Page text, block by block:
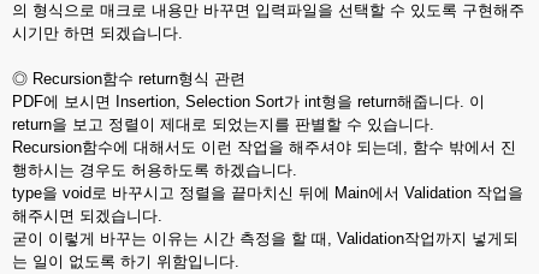
의 형식으로 매크로 내용만 바꾸면 입력파일을 선택할 수 있도록 구현해주
시기만 하면 되겠습니다.
◎ Recursion함수 return형식 관련
PDF에 보시면 Insertion, Selection Sort가 int형을 return해줍니다. 이
return을 보고 정렬이 제대로 되었는지를 판별할 수 있습니다.
Recursion함수에 대해서도 이런 작업을 해주셔야 되는데, 함수 밖에서 진
행하시는 경우도 허용하도록 하겠습니다.
type을 void로 바꾸시고 정렬을 끝마치신 뒤에 Main에서 Validation 작업을
해주시면 되겠습니다.
굳이 이렇게 바꾸는 이유는 시간 측정을 할 때, Validation작업까지 넣게되
는 일이 없도록 하기 위함입니다.